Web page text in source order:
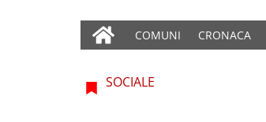
COMUNI CRONACA
SOCIALE